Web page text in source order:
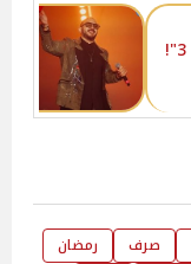
صرف
رمضان